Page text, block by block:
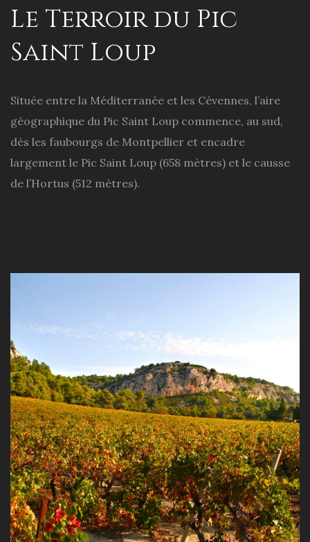
Le Terroir du Pic
Saint Loup
Située entre la Méditerranée et les Cévennes, l’aire
géographique du Pic Saint Loup commence, au sud,
dès les faubourgs de Montpellier et encadre
largement le Pic Saint Loup (658 mètres) et le causse
de l’Hortus (512 mètres).